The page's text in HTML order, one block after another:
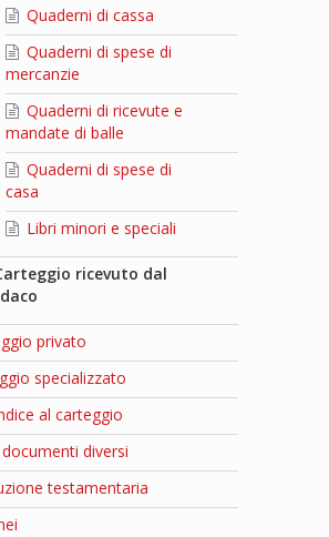
Quaderni di cassa
Quaderni di spese di
mercanzie
Quaderni di ricevute e
mandate di balle
Quaderni di spese di
casa
Libri minori e speciali
ricevuto dal
privato
specializzato
al carteggio
diversi
testamentaria